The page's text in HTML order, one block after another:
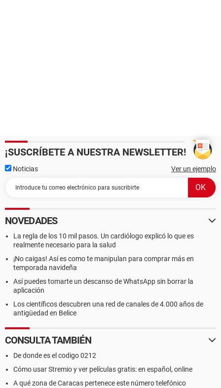
¡SUSCRÍBETE A NUESTRA NEWSLETTER!
Noticias Ver un ejemplo
NOVEDADES
La regla de los 10 mil pasos. Un cardiólogo explicó lo que es
realmente necesario para la salud
¡No caigas! Así es como te manipulan para comprar más en
temporada navideña
Así puedes tomarte un descanso de WhatsApp sin borrar la
aplicación
Los científicos descubren una red de canales de 4.000 años de
antigüedad en Belice
CONSULTA TAMBIÉN
De donde es el codigo 0212
Cómo usar Stremio y ver películas gratis: en español, online
A qué zona de Caracas pertenece este número telefónico